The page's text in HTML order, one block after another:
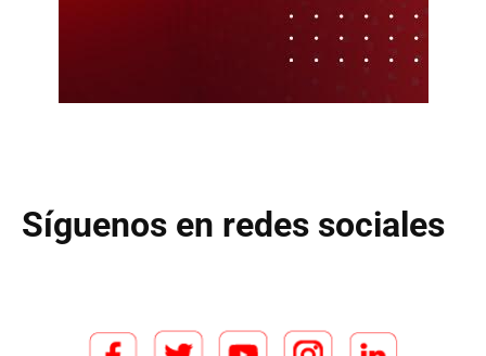
Síguenos en redes sociales